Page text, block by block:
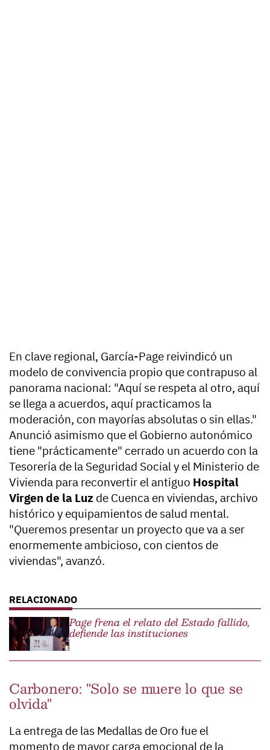
En clave regional, García-Page reivindicó un
modelo de convivencia propio que contrapuso al
panorama nacional: "Aquí se respeta al otro, aquí
se llega a acuerdos, aquí practicamos la
moderación, con mayorías absolutas o sin ellas."
Anunció asimismo que el Gobierno autonómico
tiene "prácticamente" cerrado un acuerdo con la
Tesorería de la Seguridad Social y el Ministerio de
Vivienda para reconvertir el antiguo Hospital
Virgen de la Luz de Cuenca en viviendas, archivo
histórico y equipamientos de salud mental.
"Queremos presentar un proyecto que va a ser
enormemente ambicioso, con cientos de
viviendas", avanzó.
Page frena el relato del Estado fallido,
defiende las instituciones
Carbonero: "Solo se muere lo que se
olvida"
La entrega de las Medallas de Oro fue el
momento de mayor carga emocional de la